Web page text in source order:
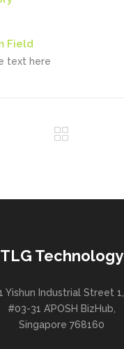
Field
text here
TLG Technology
Yishun Industrial Street 1,
#03-31 A’POSH BizHub,
Singapore 768160